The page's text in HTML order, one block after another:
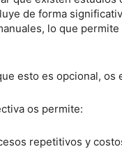
de forma
lo que
esto es opcional, os
os permite:
repetitivos y